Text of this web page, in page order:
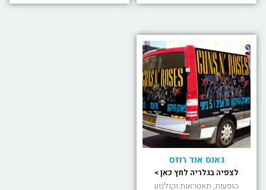
גאנס אנד רוזס
לצפיה בגלריה לחץ כאן >
הופעות, תאטראות וקולנוע